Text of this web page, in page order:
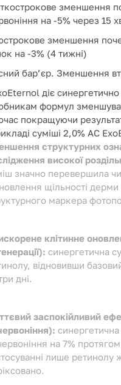
зменшення
на -5% через 15
зменшення
на -3% (4 тижні)
бар’єр. Зменшення
діє
формул
покращуючи
суміші 2,0% AC
структурних
високої
значно перевершила
щільності
маркера
клітинне
синергетична
відновивши
дні.
заспокійливий
на 7%
лише ретинолу